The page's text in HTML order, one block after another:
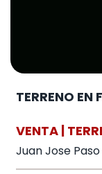
TERRENO EN
VENTA |
Juan Jose